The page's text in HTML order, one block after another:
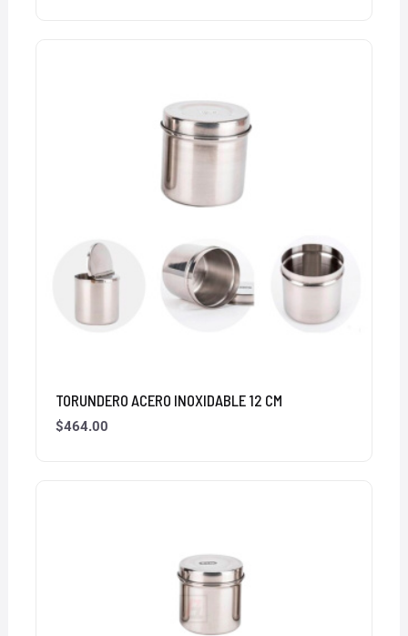
TORUNDERO ACERO INOXIDABLE 12 CM
$464.00